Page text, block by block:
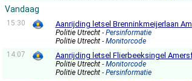
Vandaag
15:30 Aanrijding letsel Brenninkmeijerlaan
Politie Utrecht - Persinformatie
Politie Utrecht - Monitorcode
14:07
Aanrijding letsel Flierbeeksingel
Politie Utrecht - Monitorcode
Politie Utrecht - Persinformatie